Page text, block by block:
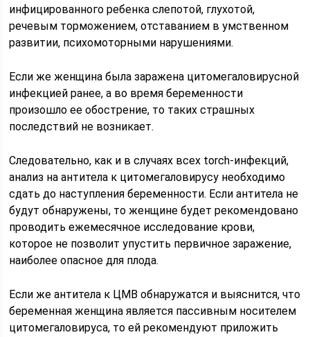
инфицированного ребенка слепотой, глухотой,
речевым торможением, отставанием в умственном
развитии, психомоторными нарушениями.
Если же женщина была заражена цитомегаловирусной
инфекцией ранее, а во время беременности
произошло ее обострение, то таких страшных
последствий не возникает.
Следовательно, как и в случаях всех torch-инфекций,
анализ на антитела к цитомегаловирусу необходимо
сдать до наступления беременности. Если антитела не
будут обнаружены, то женщине будет рекомендовано
проводить ежемесячное исследование крови,
которое не позволит упустить первичное заражение,
наиболее опасное для плода.
Если же антитела к ЦМВ обнаружатся и выяснится, что
беременная женщина является пассивным носителем
цитомегаловируса, то ей рекомендуют приложить